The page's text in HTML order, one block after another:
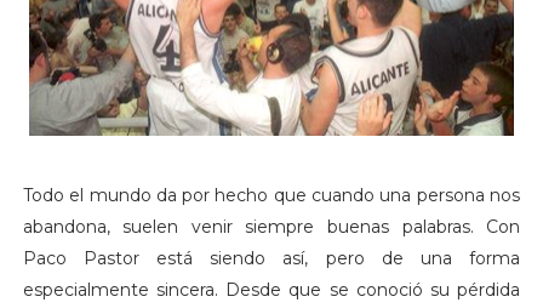
Todo el mundo da por hecho que cuando una persona nos
abandona, suelen venir siempre buenas palabras. Con
Paco Pastor está siendo así, pero de una forma
especialmente sincera. Desde que se conoció su pérdida